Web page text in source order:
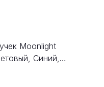
Moonlight
Синий,